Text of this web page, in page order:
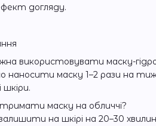
догляду.
використовувати маску-
наносити маску 1–2 рази на
тримати маску на обличчі?
на шкірі на 20–30